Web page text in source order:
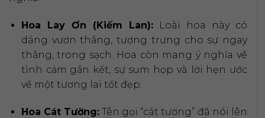
Hoa Lay Ơn (Kiếm Lan):Loài hoa này có
dáng vươn thẳng, tượng trưng cho sự ngay
thẳng, trong sạch. Hoa còn mang ý nghĩa về
tình cảm gắn kết, sự sum họp và lời hẹn ước
về một tương lai tốt đẹp.
Hoa Cát Tường:Tên gọi “cát tường” đã nói lên